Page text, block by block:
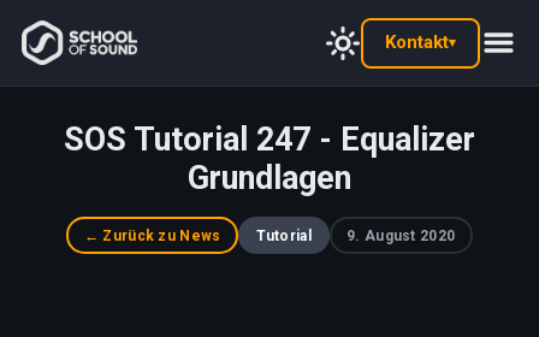
Kontakt▾
SOS Tutorial 247 - Equalizer
Grundlagen
← Zurück zu News Tutorial 9. August 2020